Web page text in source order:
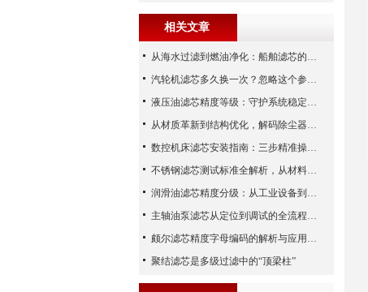
相关文章
从海水过滤到燃油净化：船舶滤芯的多场景应用解析
汽轮机滤芯多久换一次？忽略这个参数，机组非停损失可能上百万！
液压油滤芯精度等级：守护系统稳定与寿命的“微米标尺”
从材质革新到结构优化，解码除尘器滤芯性能跃升的核心逻辑
数控机床滤芯安装指南：三步精准操作，杜绝设备“亚健康”
不锈钢滤芯测试标准全解析，从材料性能到应用场景的严苛验证
润滑油滤芯精度分级：从工业设备到精密系统的过滤密码
主轴油泵滤芯从定位到调试的全流程解析
颇尔滤芯精度字母编码的解析与应用指南
聚结滤芯是多级过滤中的“顶梁柱”